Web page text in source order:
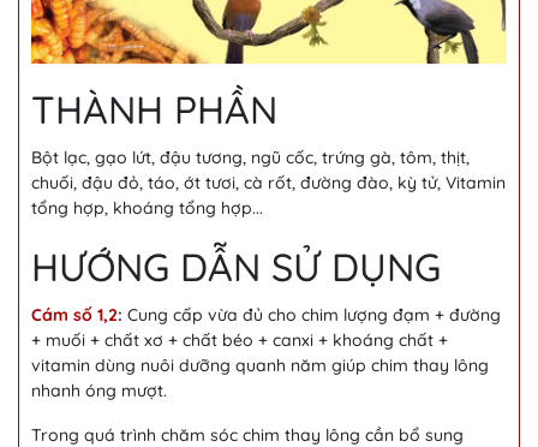
THÀNH PHẦN
Bột lạc, gạo lứt, đậu tương, ngũ cốc, trứng gà, tôm, thịt,
chuối, đậu đỏ, táo, ớt tươi, cà rốt, đường đào, kỳ tử, Vitamin
tổng hợp, khoáng tổng hợp...
HƯỚNG DẪN SỬ DỤNG
Cám số 1,2: Cung cấp vừa đủ cho chim lượng đạm + đường
+ muối + chất xơ + chất béo + canxi + khoáng chất +
vitamin dùng nuôi dưỡng quanh năm giúp chim thay lông
nhanh óng mượt.
Trong quá trình chăm sóc chim thay lông cần bổ sung